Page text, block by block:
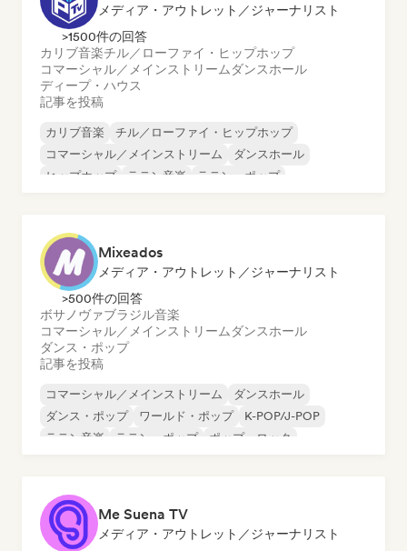
メディア・アウトレット／ジャーナリスト
>1500件の回答
カリブ音楽チル／ローファイ・ヒップホップ
コマーシャル／メインストリーム ダンスホール
ディープ・ハウス
記事を投稿
カリブ音楽
チル／ローファイ・ヒップホップ
コマーシャル／メインストリーム
ダンスホール
ヒップホップ
ラテン音楽
ラテン・ポップ
Mixeados
メディア・アウトレット／ジャーナリスト
>500件の回答
ボサノヴァブラジル音楽
コマーシャル／メインストリーム ダンスホール
ダンス・ポップ
記事を投稿
コマーシャル／メインストリーム
ダンスホール
ダンス・ポップ
ワールド・ポップ
K-POP/J-POP
ラテン音楽
ラテン・ポップ ポップ・ロック
Me Suena TV
メディア・アウトレット／ジャーナリスト